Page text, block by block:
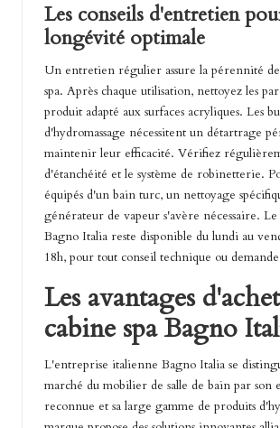
Les conseils d'entretien
longévité optimale
Un entretien régulier assure la pérennité
spa. Après chaque utilisation, nettoyez les
produit adapté aux surfaces acryliques. Les
d'hydromassage nécessitent un détartrage
maintenir leur efficacité. Vérifiez
d'étanchéité et le système de robinetterie.
équipés d'un bain turc, un nettoyage
générateur de vapeur s'avère nécessaire.
Bagno Italia reste disponible du lundi au
18h, pour tout conseil technique ou demande
Les avantages
cabine spa Bagno
L'entreprise italienne Bagno Italia se
marché du mobilier de salle de bain par son
reconnue et sa large gamme de produits